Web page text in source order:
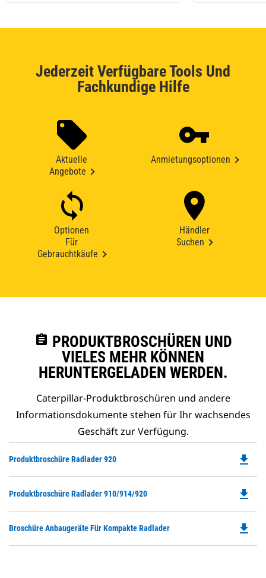
Jederzeit Verfügbare Tools Und
Fachkundige Hilfe
Aktuelle
Angebote
Anmietungsoptionen
Optionen
Für
Gebrauchtkäufe
Händler
Suchen
assignment PRODUKTBROSCHÜREN UND
VIELES MEHR KÖNNEN
HERUNTERGELADEN WERDEN.
Caterpillar-Produktbroschüren und andere
Informationsdokumente stehen für Ihr wachsendes
Geschäft zur Verfügung.
Produktbroschüre Radlader 920
a
file_download
Produktbroschüre Radlader 910/914/920
a
file_download
Broschüre Anbaugeräte Für Kompakte Radlader file_download